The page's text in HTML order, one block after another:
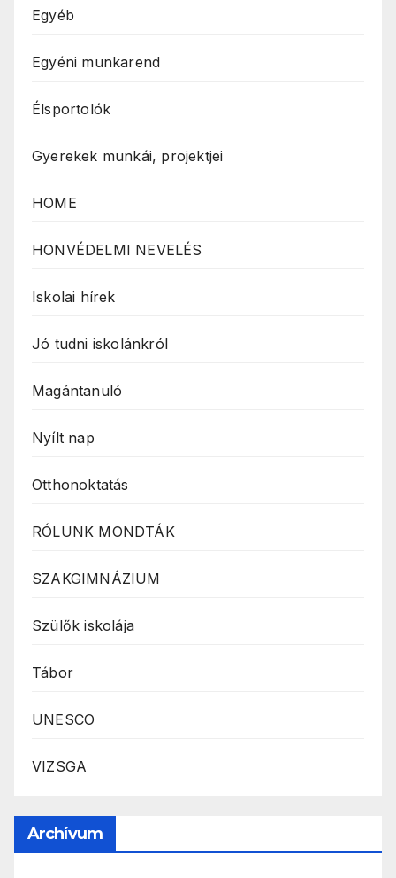
Egyéb
Egyéni munkarend
Élsportolók
Gyerekek munkái, projektjei
HOME
HONVÉDELMI NEVELÉS
Iskolai hírek
Jó tudni iskolánkról
Magántanuló
Nyílt nap
Otthonoktatás
RÓLUNK MONDTÁK
SZAKGIMNÁZIUM
Szülők iskolája
Tábor
UNESCO
VIZSGA
Archívum